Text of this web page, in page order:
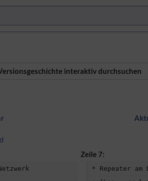
interaktiv durchsuchen
Zeile 7:
* Repeater am